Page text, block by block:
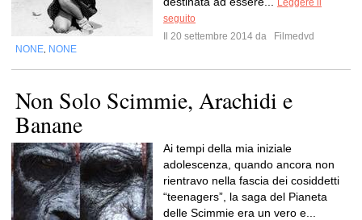
Leggere il
seguito
Il 20 settembre 2014 da
Filmedvd
NONE NONE
Non Solo Scimmie, Arachidi e
Banane
Ai tempi della mia iniziale
adolescenza, quando ancora non
rientravo nella fascia dei cosiddetti
“teenagers”, la saga del Pianeta
delle Scimmie era un vero e...